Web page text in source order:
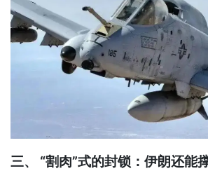
三、 “割肉”式的封锁：伊朗还能